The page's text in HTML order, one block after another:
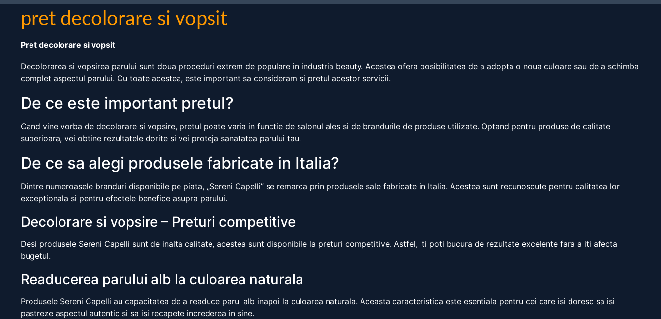
pret decolorare si vopsit
Pret decolorare si vopsit
Decolorarea si vopsirea parului sunt doua proceduri extrem de populare in industria beauty. Acestea ofera posibilitatea de a adopta o noua culoare sau de a schimba
complet aspectul parului. Cu toate acestea, este important sa consideram si pretul acestor servicii.
De ce este important pretul?
Cand vine vorba de decolorare si vopsire, pretul poate varia in functie de salonul ales si de brandurile de produse utilizate. Optand pentru produse de calitate
superioara, vei obtine rezultatele dorite si vei proteja sanatatea parului tau.
De ce sa alegi produsele fabricate in Italia?
Dintre numeroasele branduri disponibile pe piata, „Sereni Capelli” se remarca prin produsele sale fabricate in Italia. Acestea sunt recunoscute pentru calitatea lor
exceptionala si pentru efectele benefice asupra parului.
Decolorare si vopsire – Preturi competitive
Desi produsele Sereni Capelli sunt de inalta calitate, acestea sunt disponibile la preturi competitive. Astfel, iti poti bucura de rezultate excelente fara a iti afecta
bugetul.
Readucerea parului alb la culoarea naturala
Produsele Sereni Capelli au capacitatea de a readuce parul alb inapoi la culoarea naturala. Aceasta caracteristica este esentiala pentru cei care isi doresc sa isi
pastreze aspectul autentic si sa isi recapete increderea in sine.